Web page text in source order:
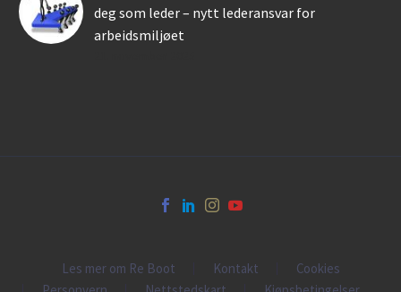
deg som leder – nytt lederansvar for
arbeidsmiljøet
Les mer om Re Boot Kontakt
Cookies